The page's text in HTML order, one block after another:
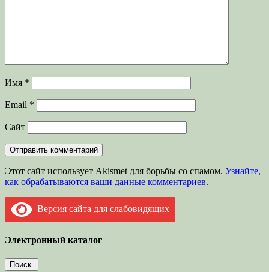
Имя *
Email *
Сайт
Этот сайт использует Akismet для борьбы со спамом. Узнайте,
как обрабатываются ваши данные комментариев.
Версия сайта для слабовидящих
Электронный каталог